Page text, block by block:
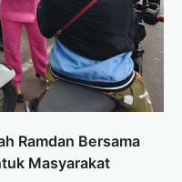
Ramdan Bersama
Masyarakat